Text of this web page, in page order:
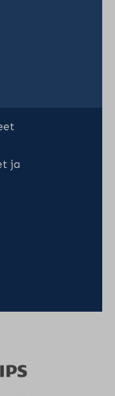
ja